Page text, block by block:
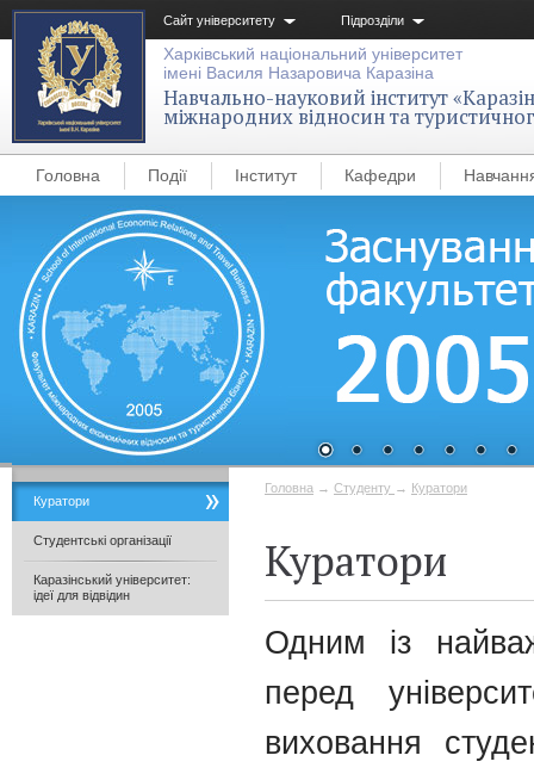
Сайт університету Підрозділи
Харківський національний університет
імені Василя Назаровича Каразіна
Навчально-науковий інститут
міжнародних відносин та
Головна Події Інститут Кафедри
Головна → Студенту → Куратори
Куратори
Одним із
перед
виховання
Куратори
Студентські організації
Каразінський університет:
ідеї для відвідин